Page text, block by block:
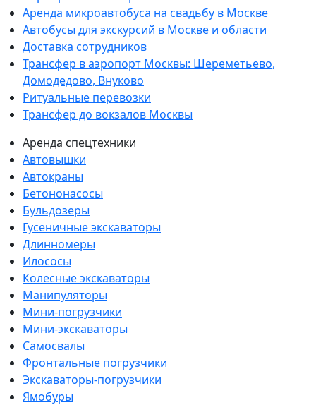
Аренда микроавтобуса на свадьбу в Москве
Автобусы для экскурсий в Москве и области
Доставка сотрудников
Трансфер в аэропорт Москвы: Шереметьево,
Домодедово, Внуково
Ритуальные перевозки
Трансфер до вокзалов Москвы
Аренда спецтехники
Автовышки
Автокраны
Бетононасосы
Бульдозеры
Гусеничные экскаваторы
Длинномеры
Илососы
Колесные экскаваторы
Манипуляторы
Мини-погрузчики
Мини-экскаваторы
Самосвалы
Фронтальные погрузчики
Экскаваторы-погрузчики
Ямобуры